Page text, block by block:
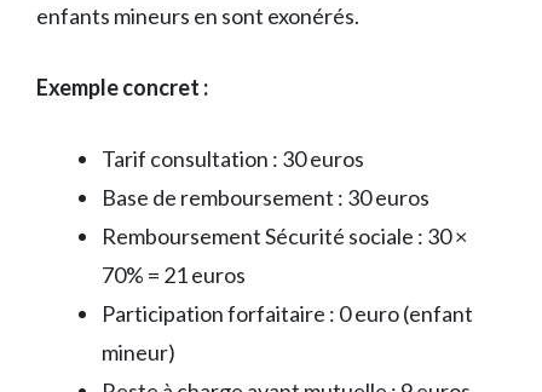
enfants mineurs en sont exonérés.
Exemple concret :
Tarif consultation : 30 euros
Base de remboursement : 30 euros
Remboursement Sécurité sociale : 30 ×
70% = 21 euros
Participation forfaitaire : 0 euro (enfant
mineur)